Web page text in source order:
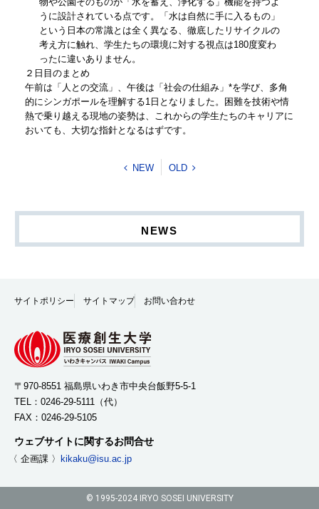
うに設計されている点です。「水は自然に手に入るもの」
という日本の常識とは全く異なる、徹底したリサイクルの
考え方に触れ、学生たちの環境に対する視点は180度変わ
ったに違いありません。
２日目のまとめ
午前は「人との交流」、午後は「社会の仕組み」*を学び、多角
的にシンガポールを理解する1日となりました。困難を技術や情
熱で乗り越える現地の姿勢は、これからの学生たちのキャリアに
おいても、大切な指針となるはずです。
NEW OLD
NEWS
サイトポリシー サイトマップ お問い合わせ
〒970-8551 福島県いわき市中央台飯野5-5-1
TEL： 0246-29-5111
（代）
FAX：0246-29-5105
ウェブサイトに関するお問合せ
〈 企画課 〉 kikaku@isu.ac.jp
© 1995-2024 IRYO SOSEI UNIVERSITY